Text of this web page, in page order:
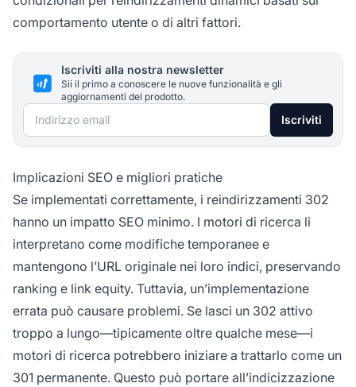
comportamento utente o di altri fattori.
Iscriviti alla nostra newsletter
Sii il primo a conoscere le nuove funzionalità e gli
aggiornamenti del prodotto.
Indirizzo email Iscriviti
Implicazioni SEO e migliori pratiche
Se implementati correttamente, i reindirizzamenti 302
hanno un impatto SEO minimo. I motori di ricerca li
interpretano come modifiche temporanee e
mantengono l’URL originale nei loro indici, preservando
ranking e link equity. Tuttavia, un’implementazione
errata può causare problemi. Se lasci un 302 attivo
troppo a lungo—tipicamente oltre qualche mese—i
motori di ricerca potrebbero iniziare a trattarlo come un
301 permanente. Questo può portare all’indicizzazione